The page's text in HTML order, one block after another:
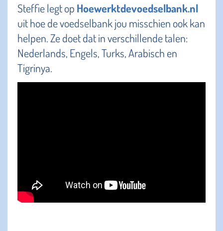
Steffie legt op Hoewerktdevoedselbank.nl
uit hoe de voedselbank jou misschien ook kan
helpen. Ze doet dat in verschillende talen:
Nederlands, Engels, Turks, Arabisch en
Tigrinya.